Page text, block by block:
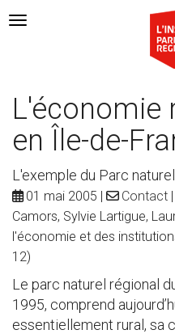
Navigation Toggle
L'économie
en Île-de-
L'exemple du Parc
01 mai 2005 Contact
Camors, Sylvie Lartigue,
l'économie et des
12)
Le parc naturel régional
1995, comprend
essentiellement rural, sa